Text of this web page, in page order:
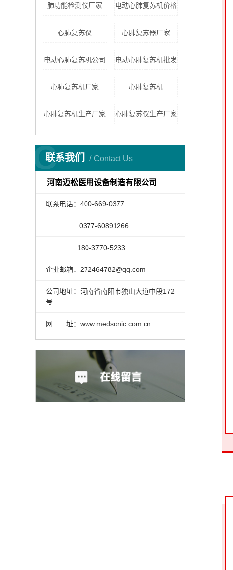
肺功能检测仪厂家 电动心肺复苏机价格
心肺复苏仪 心肺复苏器厂家
电动心肺复苏机公司 电动心肺复苏机批发
心肺复苏机厂家 ​心肺复苏机
心肺复苏机生产厂家 心肺复苏仪生产厂家
联系我们 Contact Us
C
河南迈松医用设备制造有限公司
联系电话：400-669-0377
0377-60891266
180-3770-5233
企业邮箱：272464782@qq.com
公司地址：河南省南阳市独山大道中段172
号
网 址：www.medsonic.com.cn